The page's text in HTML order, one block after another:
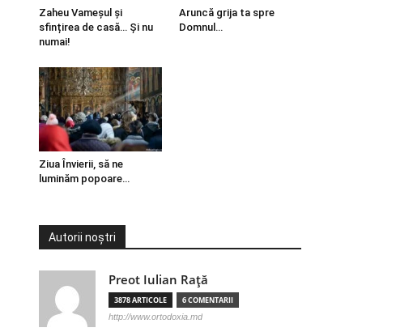
Zaheu Vameșul și
sfințirea de casă… Și nu
numai!
Aruncă grija ta spre
Domnul…
Ziua Învierii, să ne
luminăm popoare…
Autorii noștri
Preot Iulian Raţă
3878 ARTICOLE 6 COMENTARII
http://www.ortodoxia.md